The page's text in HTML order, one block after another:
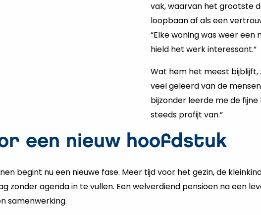
vak, waarvan het grootste
loopbaan af als een
“Elke woning was weer een
hield het werk interessant.”
Wat hem het meest bijblijft,
veel geleerd van de
bijzonder leerde me de
steeds profijt van.”
een nieuw hoofdstuk
begint nu een nieuwe fase. Meer tijd voor het gezin, de
zonder agenda in te vullen. Een welverdiend pensioen na een
samenwerking.